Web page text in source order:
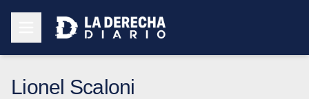
Lionel Scaloni